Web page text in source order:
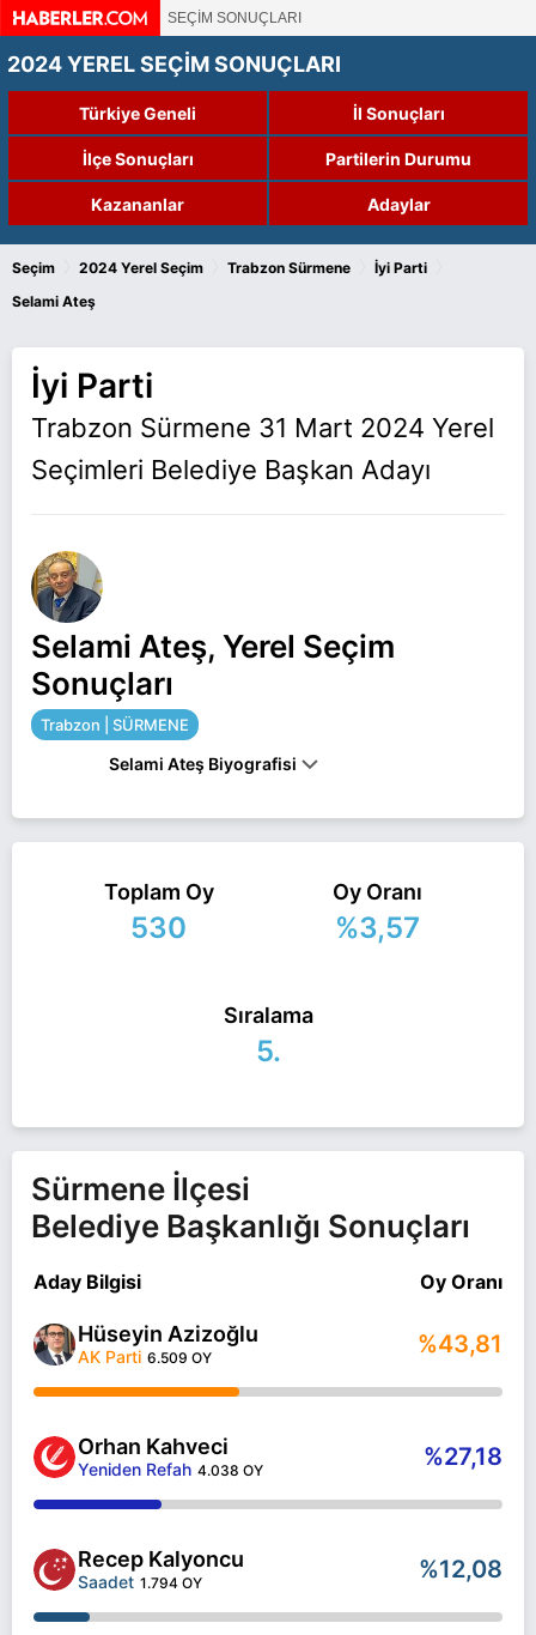
SEÇİM SONUÇLARI
2024 YEREL SEÇİM SONUÇLARI
Türkiye Geneli İl Sonuçları
İlçe Sonuçları Partilerin Durumu
Kazananlar Adaylar
Seçim 2024 Yerel Seçim Trabzon Sürmene İyi Parti
Selami Ateş
İyi Parti
Trabzon Sürmene 31 Mart 2024 Yerel
Seçimleri Belediye Başkan Adayı
Selami Ateş, Yerel Seçim
Sonuçları
Trabzon | SÜRMENE
Selami Ateş Biyografisi
ATATÜRK ÜNIVERSITESI DIŞ HEKIMLIĞI
FAKÜLTESINDEN MEZUN OLAN ATEŞ,
SÜRMENE'DE SERBEST DIŞ HEKIMI OLARAK
ÇALIŞIYOR. REFAH PARTISI TRABZON İL BAŞKAN
ÜYELIĞI GÖREVLERINDE DE BULUNAN ATEŞ, EVLI
VE ÜÇ ÇOCUK BABASIDIR.
seçimlerinde yarışıyor. Selami Ateş ile ilgili daha
fazla bilgi içinSelami Ateş Haberlerisayfamızı
ziyaret edin.
Toplam Oy
530
Oy Oranı
%3,57
Sıralama
5.
Sürmene İlçesi
Belediye Başkanlığı Sonuçları
Aday Bilgisi Oy Oranı
Hüseyin Azizoğlu
AK Parti 6.509 OY %43,81
Orhan Kahveci
Yeniden Refah 4.038 OY %27,18
Recep Kalyoncu
Saadet 1.794 OY %12,08